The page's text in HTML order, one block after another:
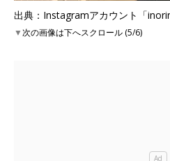
出典：Instagramアカウント「
▼次の画像は下へスクロール (5/6)